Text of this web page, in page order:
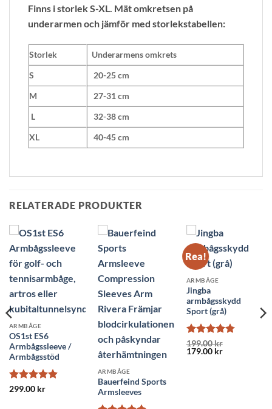
Finns i storlek S-XL. Mät omkretsen på
underarmen och jämför med storlekstabellen:
Storlek
Underarmens omkrets
S
20-25 cm
M
27-31 cm
L
32-38 cm
XL
40-45 cm
RELATERADE PRODUKTER
ARMBÅGE
OS1st ES6
Armbågssleeve /
Armbågsstöd
Betygsatt
299.00 kr
ARMBÅGE
Bauerfeind Sports
Armsleeves
Rea!
ARMBÅGE
Jingba
armbågsskydd
Sport (grå)
Betygsatt
4.75av 5
199.00kr
Det
179.00 krDet